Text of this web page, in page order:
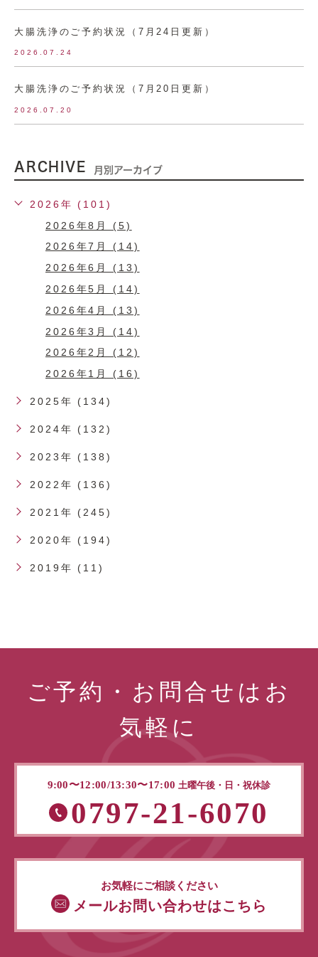
大腸洗浄のご予約状況（7月24日更新）
2026.07.24
大腸洗浄のご予約状況（7月20日更新）
2026.07.20
ARCHIVE 月別アーカイブ
2026年 (101)
2026年8月 (5)
2026年7月 (14)
2026年6月 (13)
2026年5月 (14)
2026年4月 (13)
2026年3月 (14)
2026年2月 (12)
2026年1月 (16)
2025年 (134)
2024年 (132)
2023年 (138)
2022年 (136)
2021年 (245)
2020年 (194)
2019年 (11)
ご予約・お問合せはお
気軽に
9:00〜12:00/13:30〜17:00 土曜午後・日・祝休診
0797-21-6070
お気軽にご相談ください
メールお問い合わせはこちら